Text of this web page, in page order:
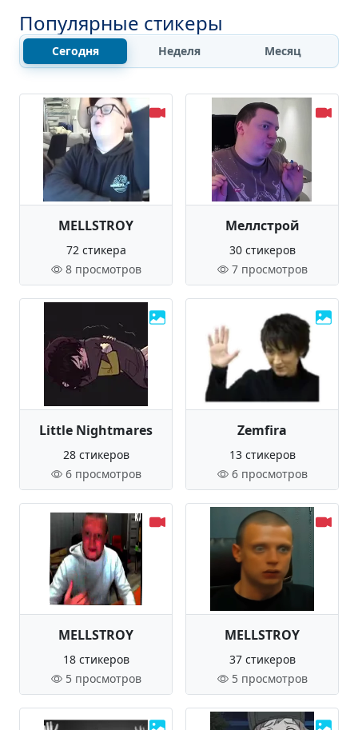
Популярные стикеры
Сегодня Неделя Месяц
MELLSTROY
72 стикера
8 просмотров
Меллстрой
30 стикеров
7 просмотров
Little Nightmares
28 стикеров
6 просмотров
Zemfira
13 стикеров
6 просмотров
MELLSTROY
18 стикеров
5 просмотров
MELLSTROY
37 стикеров
5 просмотров